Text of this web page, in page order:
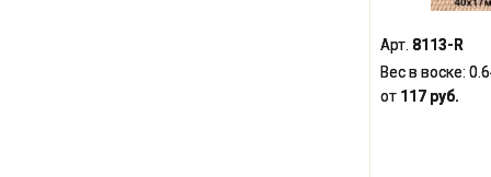
Арт. 8113-R
Вес в воске:
от 117 руб.